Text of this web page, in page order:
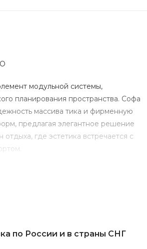
модульной системы,
планирования пространства. Софа
массива тика и фирменную
предлагая элегантное решение
отдыха, где эстетика встречается с
экомасло, цвет «Натуральный
по России и в страны СНГ